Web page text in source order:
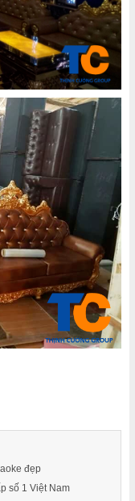
đẹp
số 1 Việt Nam